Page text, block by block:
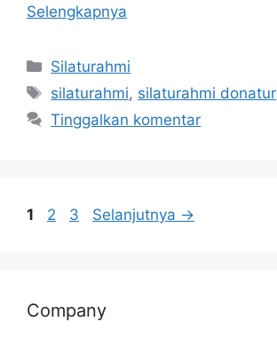
Selengkapnya
Silaturahmi
silaturahmi, silaturahmi donatur
Tinggalkan komentar
1 2 3 Selanjutnya →
Company